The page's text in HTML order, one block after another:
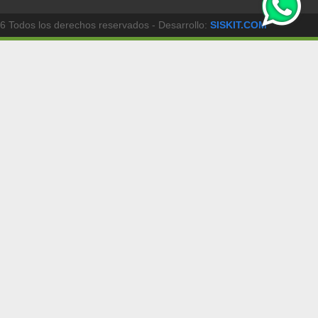
Todos los derechos reservados - Desarrollo: SISKIT.COM